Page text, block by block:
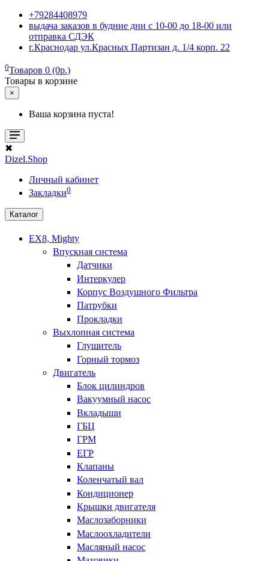
+79284408979
выдача заказов в будние дни с 10-00 до 18-00 или
отправка СДЭК
г.Краснодар ул.Красных Партизан д. 1/4 корп. 22
0Товаров 0 (0р.)
Товары в корзине
×
Ваша корзина пуста!
✖
Dizel.Shop
Личный кабинет
Закладки0
Каталог
EX8, Mighty
Впускная система
Датчики
Интеркулер
Корпус Воздушного Фильтра
Патрубки
Прокладки
Выхлопная система
Глушитель
Горный тормоз
Двигатель
Блок цилиндров
Вакуумный насос
Вкладыши
ГБЦ
ГРМ
ЕГР
Клапаны
Коленчатый вал
Кондиционер
Крышки двигателя
Маслозаборники
Маслоохладители
Масляный насос